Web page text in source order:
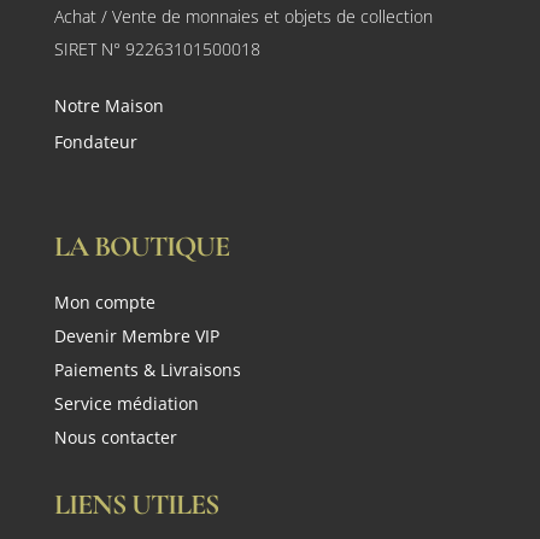
Achat / Vente de monnaies et objets de collection
SIRET N° 92263101500018
Notre Maison
Fondateur
LA BOUTIQUE
Mon compte
Devenir Membre VIP
Paiements & Livraisons
Service médiation
Nous contacter
LIENS UTILES